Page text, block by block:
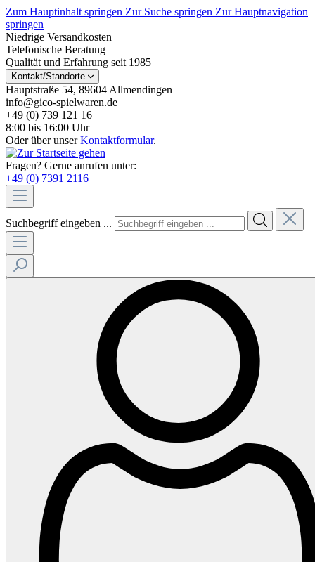
Zum Hauptinhalt springen Zur Suche springen Zur Hauptnavigation
springen
Niedrige Versandkosten
Telefonische Beratung
Qualität und Erfahrung seit 1985
Kontakt/Standorte
Hauptstraße 54, 89604 Allmendingen
info@gico-spielwaren.de
+49 (0) 739 121 16
8:00 bis 16:00 Uhr
Oder über unserKontaktformular.
Fragen? Gerne anrufen unter:
+49 (0) 7391 2116
Suchbegriff eingeben ...